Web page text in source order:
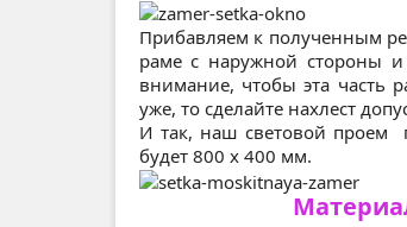
Прибавляем к полученным
раме с наружной стороны
внимание, чтобы эта часть
уже, то сделайте нахлест
И так, наш световой проем
будет 800 х 400 мм.